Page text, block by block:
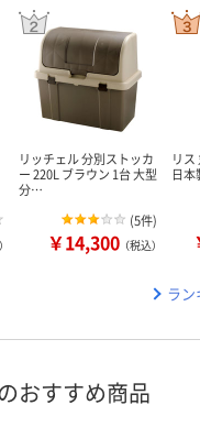
リッチェル 分別ストッカ
ー 220L ブラウン 1台 大型
分…
(5件)
￥14,300 （税込）
リス
日本
ラン
おすすめ商品